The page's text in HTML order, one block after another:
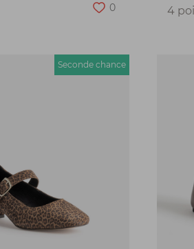
0 4
Seconde chance